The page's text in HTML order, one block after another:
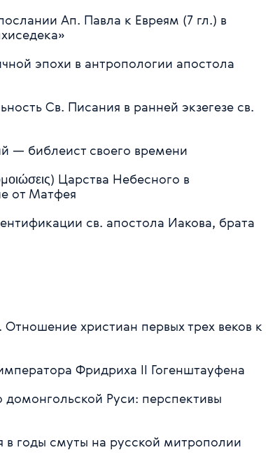
Ап. Павла к Евреям (7 гл.) в
эпохи в антропологии апостола
Св. Писания в ранней экзегезе св.
— библеист своего времени
Царства Небесного в
от Матфея
св. апостола Иакова, брата
христиан первых трех веков к
Фридриха II Гогенштауфена
Руси: перспективы
годы смуты на русской митрополии